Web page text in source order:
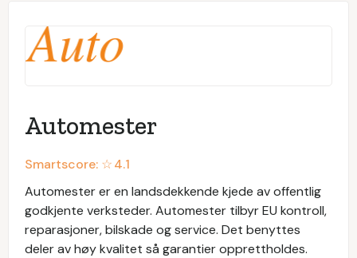
Automester
Smartscore: ☆4.1
Automester er en landsdekkende kjede av offentlig
godkjente verksteder. Automester tilbyr EU kontroll,
reparasjoner, bilskade og service. Det benyttes
deler av høy kvalitet så garantier opprettholdes.